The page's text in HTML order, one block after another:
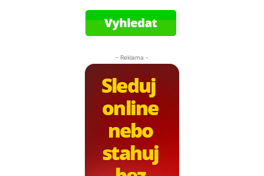
- Reklama -